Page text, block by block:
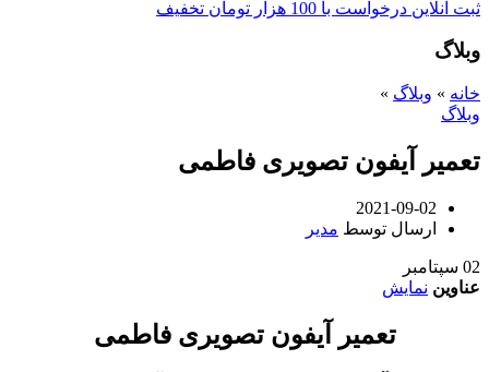
ثبت آنلاین درخواست با 100 هزار تومان تخفیف
وبلاگ
خانه » وبلاگ »
وبلاگ
تعمیر آیفون تصویری فاطمی
2021-09-02
ارسال توسط مدیر
02 سپتامبر
عناوین نمایش
تعمیر آیفون تصویری فاطمی